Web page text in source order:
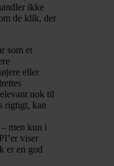
ikke
de klik, der
som et
eller
nok til
rigtigt, kan
men kun i
viser
er en god